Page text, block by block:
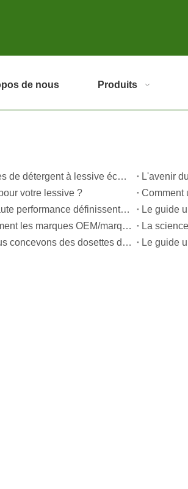
de nous Produits
Maîtriser la propreté durable : le guide de l'expert sur les feuilles de détergent à lessive écologique
votre lessive ?
L'évolution de la propreté : pourquoi les dosettes de lessive haute performance définissent l'avenir mondial de l'entretien des tissus
Top 10 des marques de détergents au monde (2026) – et comment les marques OEM/marque privée peuvent rivaliser
Guide du fabricant de dosettes de lessive OEM : Comment nous concevons des dosettes de détergent plus sûres et hautes performances pour les marques mondiales